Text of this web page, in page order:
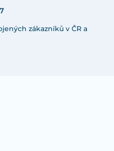
zákazníků v ČR a